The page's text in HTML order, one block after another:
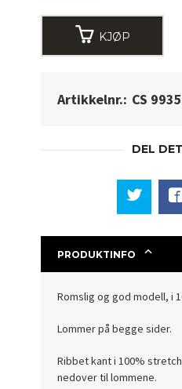
KJØP
Artikkelnr.: CS
DEL
PRODUKTINFO
Romslig og god modell, i
Lommer på begge sider.
Ribbet kant i 100%
nedover til lommene.